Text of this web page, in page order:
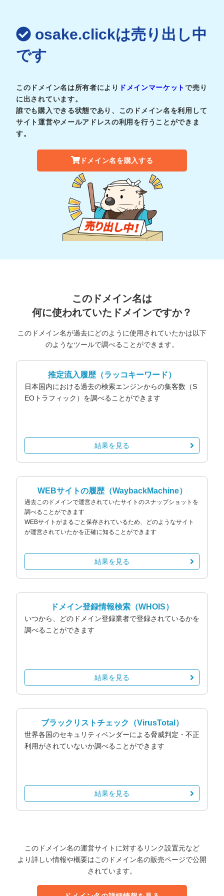
osake.clickは売り出し中
です
このドメイン名は所有者により ドメインマーケットで売り
に出されています。
誰でも購入できる状態であり、このドメイン名を利用して
サイト運営やメールアドレスの利用を行うことができま
す。
ドメイン名を購入する
このドメイン名は
何に使われていたドメインですか？
このドメイン名が過去にどのように使用されていたかは以下
のようなツールで調べることができます。
推定流入履歴（ラッコキーワード）
日本国内における過去の検索エンジンからの集客数（S
EOトラフィック）を調べることができます
結果を見る
WEBサイトの履歴（WaybackMachine）
過去このドメインで運営されていたサイトのスナップショットを
調べることができます
WEBサイトがまるごと保存されているため、どのようなサイト
が運営されていたかを正確に知ることができます
結果を見る
ドメイン登録情報検索 （WHOIS）
いつから、どのドメイン登録業者で登録されているかを
調べることができます
結果を見る
ブラックリストチェック （VirusTotal）
世界各国のセキュリティベンダーによる脅威判定・不正
利用がされていないか調べることができます
結果を見る
このドメイン名の運営サイトに対するリンク設置元など
より詳しい情報や概要はこのドメイン名の販売ページで公開
されています。